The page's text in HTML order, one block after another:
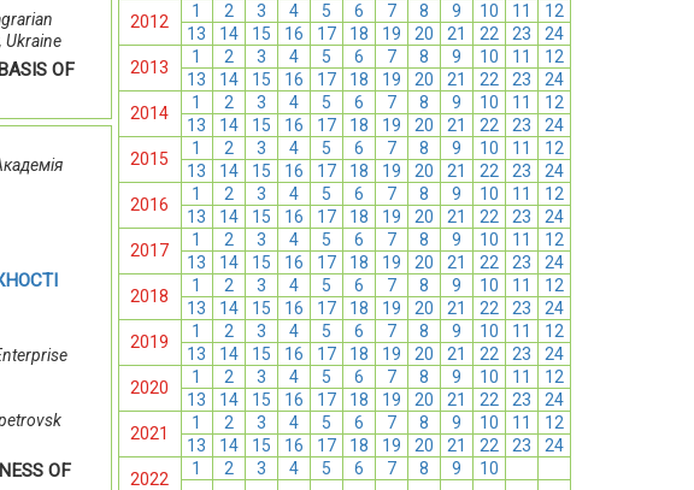
Ukraine
OF
OF
2012
1 2 3 4 5 6 7 8 9 10 11
12
13
14 15 16 17 18 19 20 21 22 23
24
2013
1 2 3 4 5 6 7 8 9 10 11
12
13
14 15 16 17 18 19 20 21 22 23
24
2014
1 2 3 4 5 6 7 8 9 10 11
12
13
14 15 16 17 18 19 20 21 22 23
24
2015
1 2 3 4 5 6 7 8 9 10 11
12
13
14 15 16 17 18 19 20 21 22 23
24
2016
1 2 3 4 5 6 7 8 9 10 11
12
13
14 15 16 17 18 19 20 21 22 23
24
2017
1 2 3 4 5 6 7 8 9 10 11
12
13
14 15 16 17 18 19 20 21 22 23
24
2018
1 2 3 4 5 6 7 8 9 10 11
12
13
14 15 16 17 18 19 20 21 22 23
24
2019
1 2 3 4 5 6 7 8 9 10 11
12
13
14 15 16 17 18 19 20 21 22 23
24
2020
1 2 3 4 5 6 7 8 9 10 11
12
13
14 15 16 17 18 19 20 21 22 23
24
2021
1 2 3 4 5 6 7 8 9 10 11
12
13
14 15 16 17 18 19 20 21 22 23
24
2022
1 2 3 4 5 6 7 8 9 10